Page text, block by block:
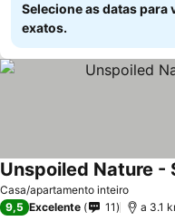
Selecione as datas para
exatos.
Casa/apartamento inteiro
Unspoiled Nature -
9,5 Excelente 11 a 3.1